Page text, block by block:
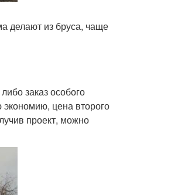
делают из бруса, чаще
заказ особого
экономию, цена второго
проект, можно